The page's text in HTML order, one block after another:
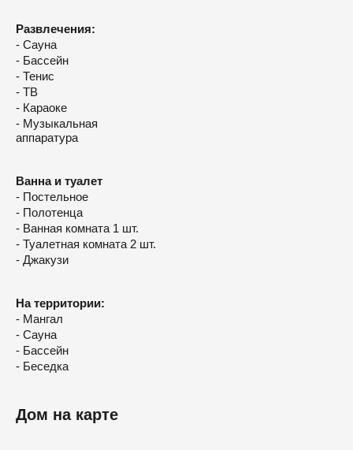
Развлечения:
- Сауна
- Бассейн
- Тенис
- ТВ
- Караоке
- Музыкальная
аппаратура
Ванна и туалет
- Постельное
- Полотенца
- Ванная комната 1 шт.
- Туалетная комната 2 шт.
- Джакузи
На территории:
- Мангал
- Сауна
- Бассейн
- Беседка
Дом на карте